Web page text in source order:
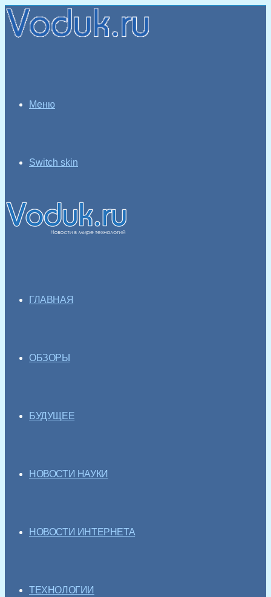
Меню
Switch skin
ГЛАВНАЯ
ОБЗОРЫ
БУДУЩЕЕ
НОВОСТИ НАУКИ
НОВОСТИ ИНТЕРНЕТА
ТЕХНОЛОГИИ